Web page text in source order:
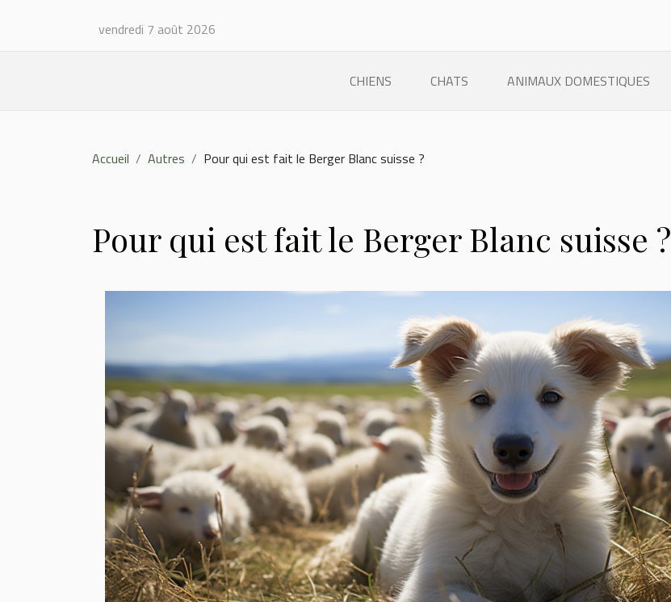
vendredi 7 août 2026
CHIENS CHATS ANIMAUX DOMESTIQUES
Accueil Autres Pour qui est fait le Berger Blanc suisse ?
Pour qui est fait le Berger Blanc suisse ?